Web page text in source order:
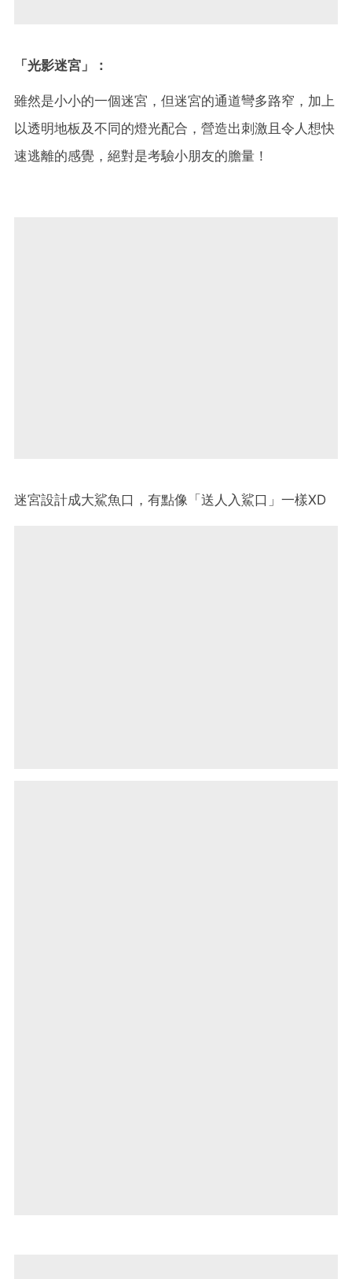
「光影迷宮」：
雖然是小小的一個迷宮，但迷宮的通道彎多路窄，加上
以透明地板及不同的燈光配合，營造出刺激且令人想快
速逃離的感覺，絕對是考驗小朋友的膽量！
迷宮設計成大鯊魚口，有點像「送人入鯊口」一樣XD